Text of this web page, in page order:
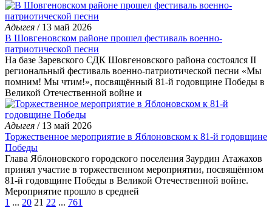
Адыгея / 13 май 2026
В Шовгеновском районе прошел фестиваль военно-
патриотической песни
На базе Заревского СДК Шовгеновского района состоялся II
региональный фестиваль военно-патриотической песни «Мы
помним! Мы чтим!», посвящённый 81-й годовщине Победы в
Великой Отечественной войне и
Адыгея / 13 май 2026
Торжественное мероприятие в Яблоновском к 81-й годовщине
Победы
Глава Яблоновского городского поселения Заурдин Атажахов
принял участие в торжественном мероприятии, посвящённом
81-й годовщине Победы в Великой Отечественной войне.
Мероприятие прошло в средней
1 ... 20 21 22 ... 761